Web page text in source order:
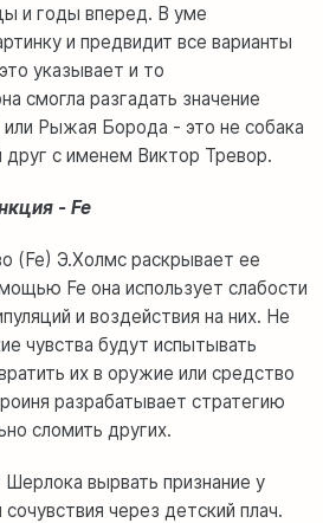
и годы вперед. В уме
и предвидит все варианты
указывает и то
смогла разгадать значение
Рыжая Борода - это не собака
друг с именем Виктор Тревор.
- Fe
(Fe) Э.Холмс раскрывает ее
Fe она использует слабости
и воздействия на них. Не
чувства будут испытывать
их в оружие или средство
разрабатывает стратегию
сломить других.
вырвать признание у
через детский плач.